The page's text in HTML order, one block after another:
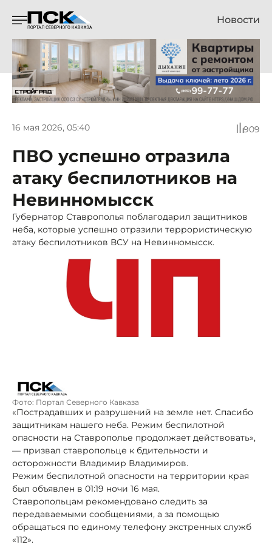
Новости
16 мая 2026, 05:40 909
ПВО успешно отразила
атаку беспилотников на
Невинномысск
Губернатор Ставрополья поблагодарил защитников
неба, которые успешно отразили террористическую
атаку беспилотников ВСУ на Невинномысск.
Фото: Портал Северного Кавказа
«Пострадавших и разрушений на земле нет. Спасибо
защитникам нашего неба. Режим беспилотной
опасности на Ставрополье продолжает действовать»,
— призвал ставропольце к бдительности и
осторожности Владимир Владимиров.
Режим беспилотной опасности на территории края
был объявлен в 01:19 ночи 16 мая.
Ставропольцам рекомендовано следить за
передаваемыми сообщениями, а за помощью
обращаться по единому телефону экстренных служб
«112».